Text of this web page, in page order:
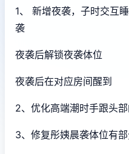
1、 新增夜袭，子时交互
袭
夜袭后解锁夜袭体位
夜袭后在对应房间醒到
2、优化高端潮时手跟头
3、修复彤姨晨袭体位有